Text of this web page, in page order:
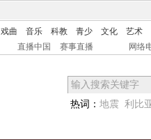
戏曲 音乐 科教 青少 文化
艺术
直播中国 赛事直播 网络
热词： 地震 利比